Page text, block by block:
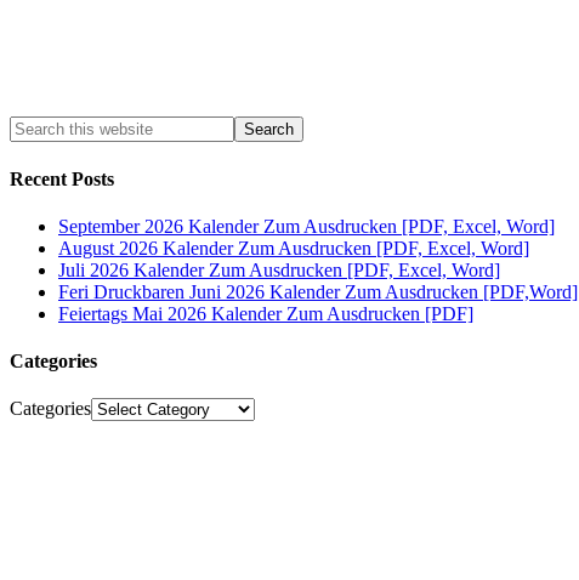
Recent Posts
September 2026 Kalender Zum Ausdrucken [PDF, Excel, Word]
August 2026 Kalender Zum Ausdrucken [PDF, Excel, Word]
Juli 2026 Kalender Zum Ausdrucken [PDF, Excel, Word]
Feri Druckbaren Juni 2026 Kalender Zum Ausdrucken [PDF,Word]
Feiertags Mai 2026 Kalender Zum Ausdrucken [PDF]
Categories
Categories